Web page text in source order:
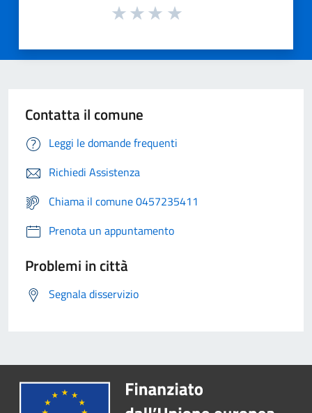
Contatta il comune
Leggi le domande frequenti
Richiedi Assistenza
Chiama il comune 0457235411
Prenota un appuntamento
Problemi in città
Segnala disservizio